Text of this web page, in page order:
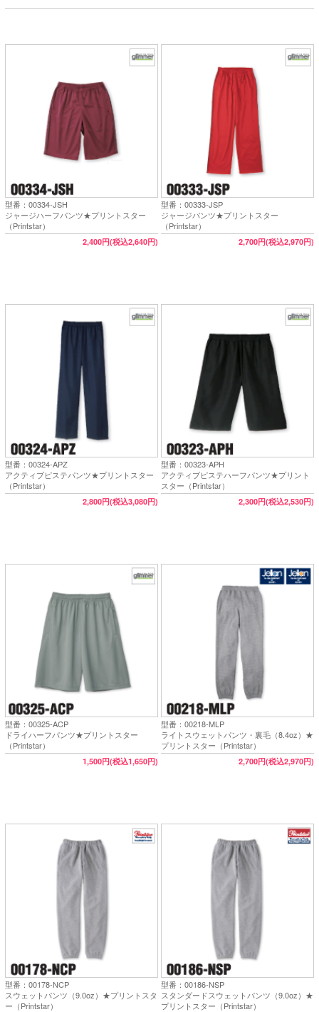
型番：00334-JSH
ジャージハーフパンツ★プリントスター
（Printstar）
2,400円(税込2,640円)
型番：00333-JSP
ジャージパンツ★プリントスター
（Printstar）
2,700円(税込2,970円)
型番：00324-APZ
アクティブピステパンツ★プリントスター
（Printstar）
2,800円(税込3,080円)
型番：00323-APH
アクティブピステハーフパンツ★プリント
スター（Printstar）
2,300円(税込2,530円)
型番：00325-ACP
ドライハーフパンツ★プリントスター
（Printstar）
1,500円(税込1,650円)
型番：00218-MLP
ライトスウェットパンツ・裏毛（8.4oz）★
プリントスター（Printstar）
2,700円(税込2,970円)
型番：00178-NCP
スウェットパンツ（9.0oz）★プリントスタ
ー（Printstar）
型番：00186-NSP
スタンダードスウェットパンツ（9.0oz）★
プリントスター（Printstar）